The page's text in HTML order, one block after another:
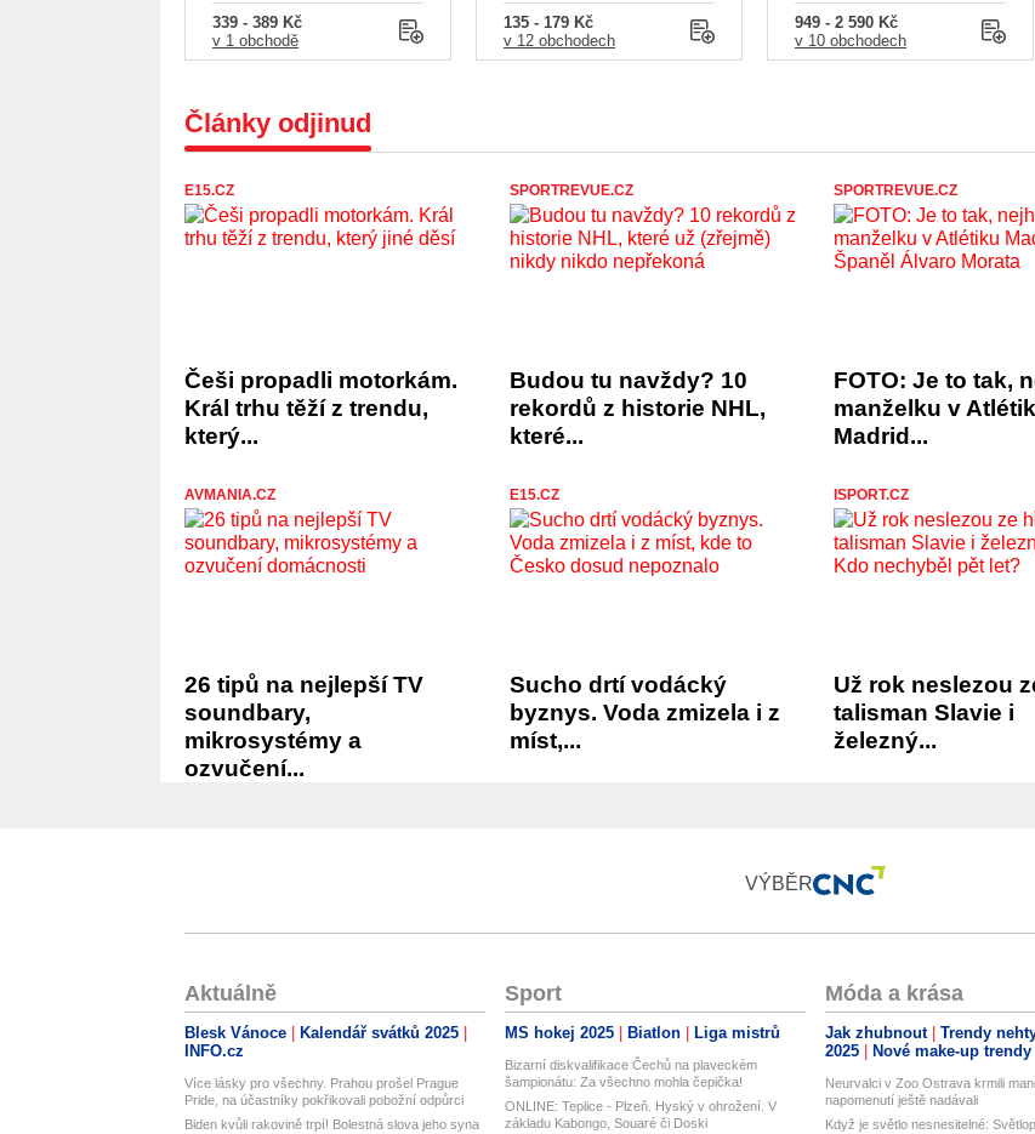
339 - 389 Kč
v 1 obchodě
135 - 179 Kč
v 12 obchodech
949 - 2 590 Kč
v 10 obchodech
Články odjinud
E15.CZ
Češi propadli motorkám.
Král trhu těží z trendu,
který...
SPORTREVUE.CZ
Budou tu navždy? 10
rekordů z historie NHL,
které...
SPORTREVUE.CZ
FOTO: Je to tak,
manželku v
Madrid...
AVMANIA.CZ
26 tipů na nejlepší TV
soundbary,
mikrosystémy a
ozvučení...
E15.CZ
Sucho drtí vodácký
byznys. Voda zmizela i z
míst,...
ISPORT.CZ
Už rok neslezou
talisman Slavie i
železný...
VÝBĚR
Aktuálně
Blesk Vánoce
Kalendář svátků 2025
INFO.cz
Více lásky pro všechny. Prahou prošel Prague
Pride, na účastníky pokřikovali pobožní odpůrci
Biden kvůli rakovině trpí! Bolestná slova jeho syna
Sport
MS hokej 2025 Biatlon Liga mistrů
Bizarní diskvalifikace Čechů na plaveckém
šampionátu: Za všechno mohla čepička!
ONLINE: Teplice - Plzeň. Hyský v ohrožení. V
základu Kabongo, Souaré či Doski
Móda a krása
Jak zhubnout
Trendy
2025
Nové make-up trendy
Neurvalci v Zoo Ostrava krmili
napomenutí ještě nadávali
Když je světlo nesnesitelné: